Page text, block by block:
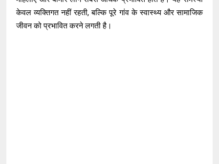
केवल व्यक्तिगत नहीं रहती, बल्कि पूरे गांव के स्वास्थ्य और सामाजिक
जीवन को प्रभावित करने लगती है।